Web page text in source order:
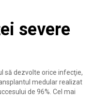
severe
să dezvolte orice infecţie,
medular realizat
de 96%. Cel mai